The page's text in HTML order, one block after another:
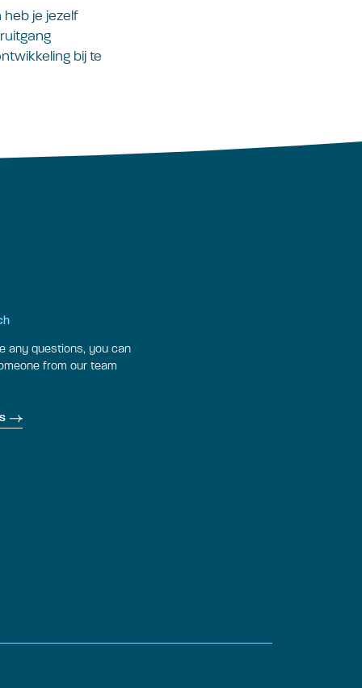
heb je jezelf
bij te
any questions, you can
from our team